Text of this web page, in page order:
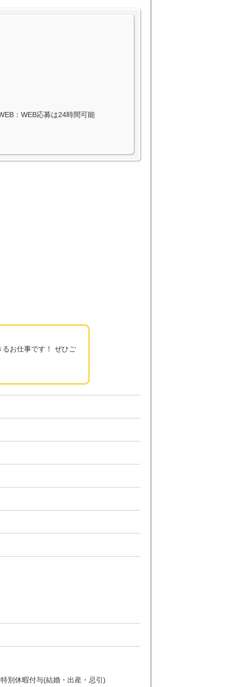
：WEB応募は24時間可能
お仕事です！ ぜひご
別休暇付与(結婚・出産・忌引)